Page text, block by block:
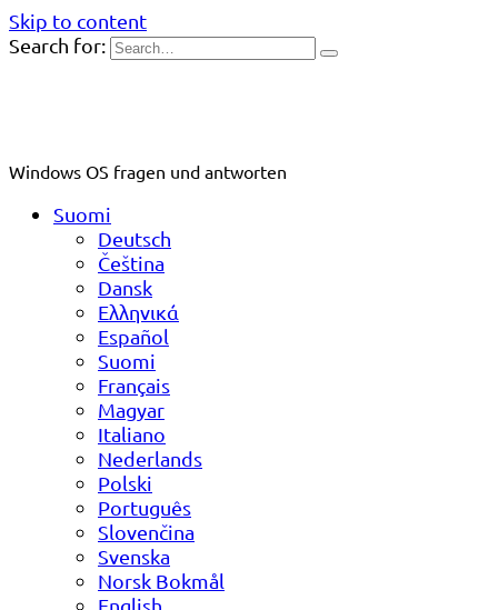
Skip to content
Search for:
Windows OS fragen und antworten
Suomi
Deutsch
Čeština
Dansk
Ελληνικά
Español
Suomi
Français
Magyar
Italiano
Nederlands
Polski
Português
Slovenčina
Svenska
Norsk Bokmål
English